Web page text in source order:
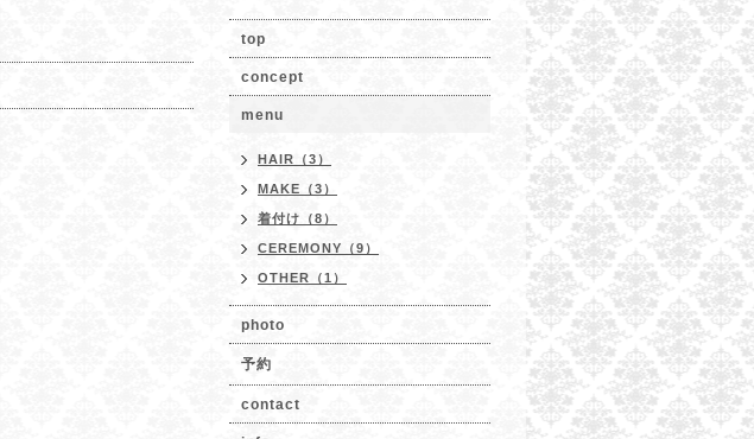
top
concept
menu
HAIR（3）
MAKE（3）
着付け（8）
CEREMONY（9）
OTHER（1）
photo
予約
contact